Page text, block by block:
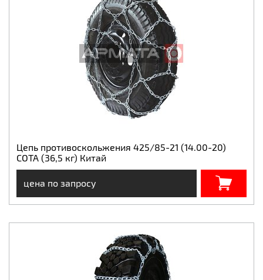
Цепь противоскольжения 425/85-21 (14.00-20)
СОТА (36,5 кг) Китай
цена по запросу